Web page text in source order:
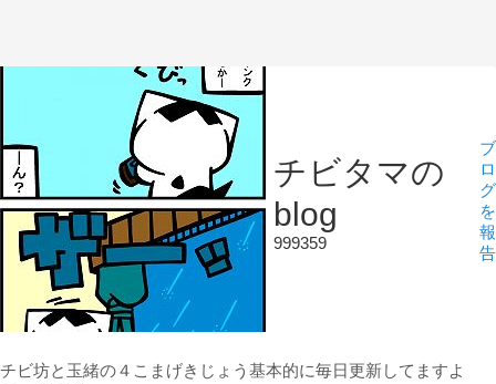
チビタマの
blog
999359
ブ
ロ
グ
を
報
告
チビ坊と玉緒の４こまげきじょう基本的に毎日更新してますよ